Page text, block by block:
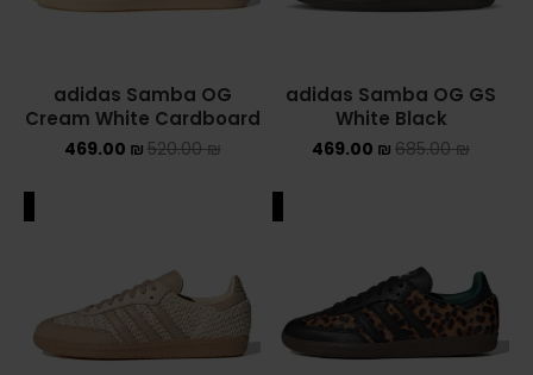
adidas Samba Leopard
Black Green
720.00 ₪
490.00 ₪
adidas Samba OG Sand
Strata Magic Beige
520.00 ₪
₪